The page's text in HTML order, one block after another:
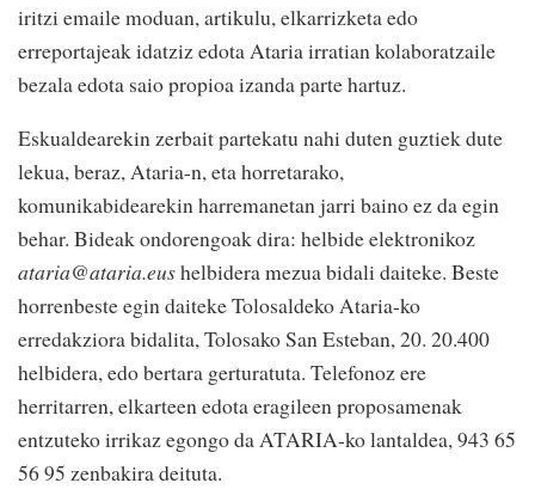
iritzi emaile moduan, artikulu, elkarrizketa edo
erreportajeak idatziz edota Ataria irratian kolaboratzaile
bezala edota saio propioa izanda parte hartuz.
Eskualdearekin zerbait partekatu nahi duten guztiek dute
lekua, beraz, Ataria-n, eta horretarako,
komunikabidearekin harremanetan jarri baino ez da egin
behar. Bideak ondorengoak dira: helbide elektronikoz
ataria@ataria.eushelbidera mezua bidali daiteke. Beste
horrenbeste egin daiteke Tolosaldeko Ataria-ko
erredakziora bidalita, Tolosako San Esteban, 20. 20.400
helbidera, edo bertara gerturatuta. Telefonoz ere
herritarren, elkarteen edota eragileen proposamenak
entzuteko irrikaz egongo da ATARIA-ko lantaldea, 943 65
56 95 zenbakira deituta.